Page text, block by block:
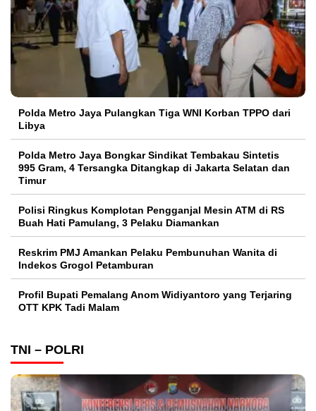
Polda Metro Jaya Pulangkan Tiga WNI Korban TPPO dari
Libya
Polda Metro Jaya Bongkar Sindikat Tembakau Sintetis
995 Gram, 4 Tersangka Ditangkap di Jakarta Selatan dan
Timur
Polisi Ringkus Komplotan Pengganjal Mesin ATM di RS
Buah Hati Pamulang, 3 Pelaku Diamankan
Reskrim PMJ Amankan Pelaku Pembunuhan Wanita di
Indekos Grogol Petamburan
Profil Bupati Pemalang Anom Widiyantoro yang Terjaring
OTT KPK Tadi Malam
TNI – POLRI